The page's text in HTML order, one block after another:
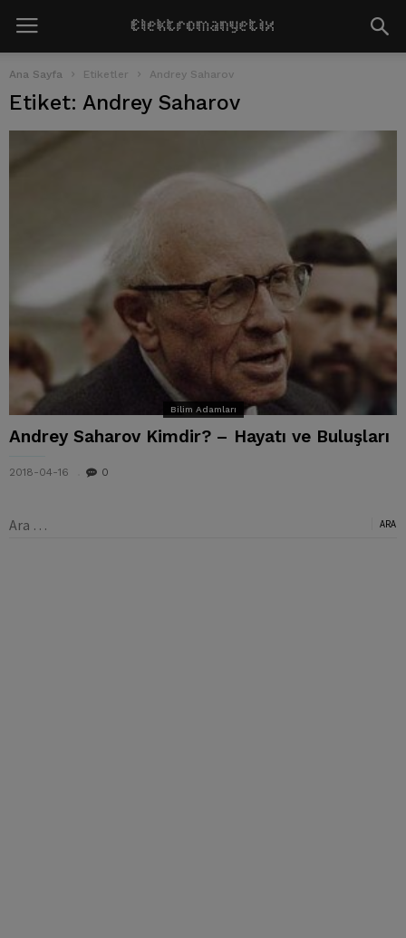
Ana Sayfa Etiketler Andrey Saharov
Etiket: Andrey Saharov
Bilim Adamları
Andrey Saharov Kimdir? – Hayatı ve Buluşları
2018-04-16 0
Arama: